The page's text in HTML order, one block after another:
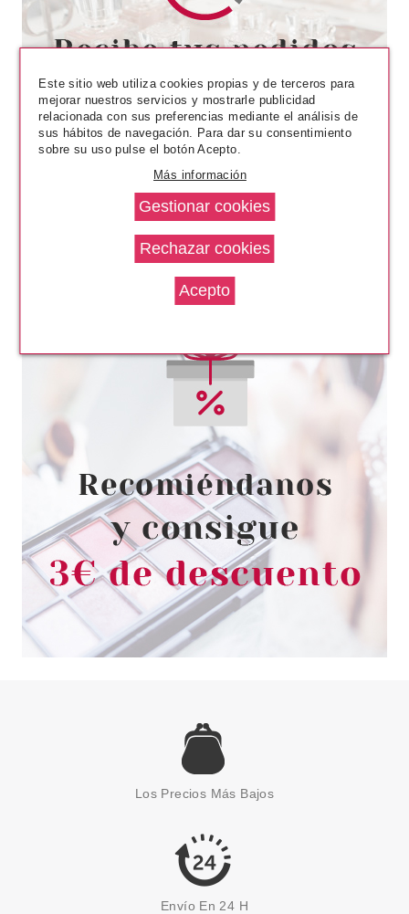
CATRICE
CATRICE THE DEWY ROUTINE
PREBASE DE MAQUILLAJE
Pvr 6.29€
-11%
desde
5.62€
REAL TECHNIQUES
REAL TECHNIQUES TRIANGLE
FOUNDATION BOLD METALS
COLLECTION
Pvr 23.14€
-35%
desde
14.95€
ECOTOOLS
ECOTOOLS MINI BROCHA
KABUKI
5.80€
Los Precios Más Bajos
Envío En 24 H
Este sitio web utiliza cookies propias y de terceros para
mejorar nuestros servicios y mostrarle publicidad
relacionada con sus preferencias mediante el análisis de
sus hábitos de navegación. Para dar su consentimiento
sobre su uso pulse el botón Acepto.
Más información